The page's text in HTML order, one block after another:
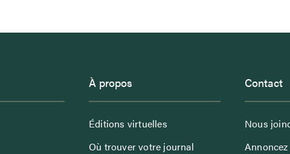
À propos
Éditions virtuelles
Où trouver votre journal
Contact
Nous